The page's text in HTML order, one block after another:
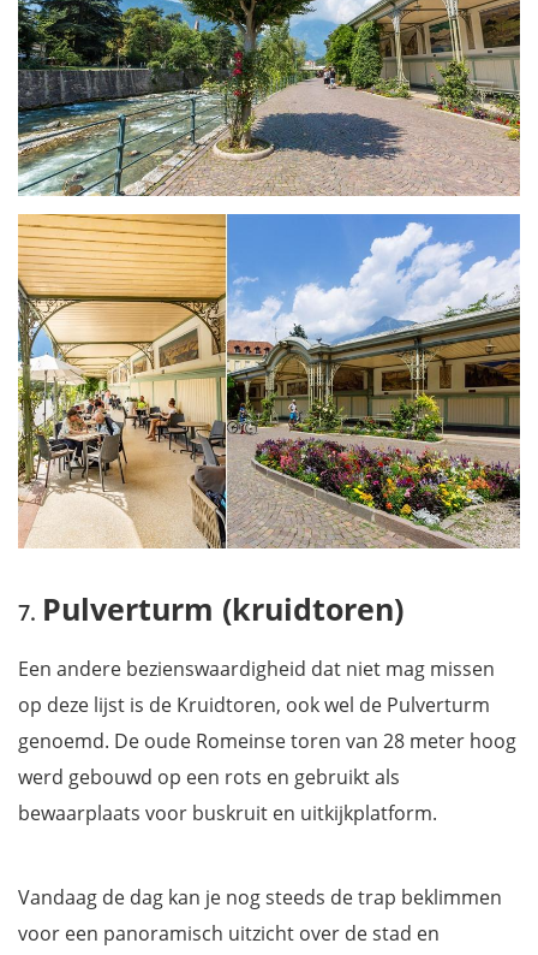
Pulverturm (kruidtoren)
Een andere bezienswaardigheid dat niet mag missen
op deze lijst is de Kruidtoren, ook wel de Pulverturm
genoemd. De oude Romeinse toren van 28 meter hoog
werd gebouwd op een rots en gebruikt als
bewaarplaats voor buskruit en uitkijkplatform.
Vandaag de dag kan je nog steeds de trap beklimmen
voor een panoramisch uitzicht over de stad en